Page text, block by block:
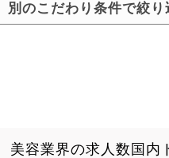
別のこだわり条件で絞り
美容業界の求人数国内